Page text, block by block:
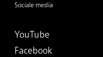
Sociale media
YouTube
Facebook